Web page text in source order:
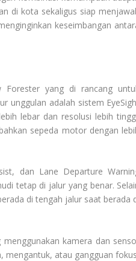
di kota sekaligus siap
keseimbangan
Forester yang di rancang
unggulan adalah sistem
lebar dan resolusi lebih
sepeda motor dengan
dan Lane Departure
tetap di jalur yang benar.
di tengah jalur saat berada
kamera dan
mengantuk, atau gangguan